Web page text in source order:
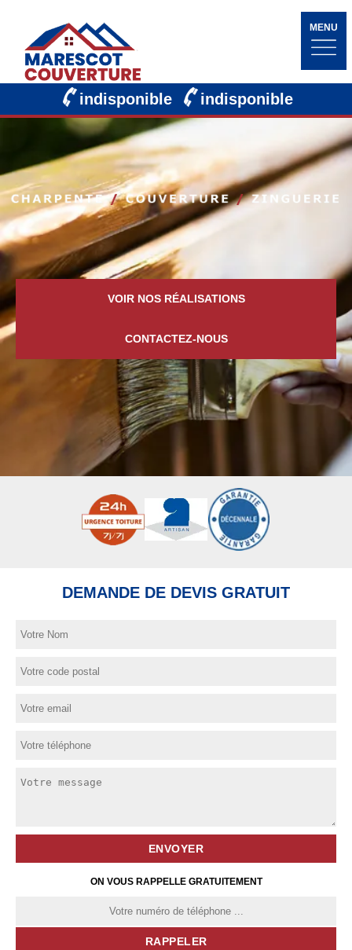
MENU
indisponible indisponible
VOIR NOS RÉALISATIONS
CONTACTEZ-NOUS
DEMANDE DE DEVIS GRATUIT
ON VOUS RAPPELLE GRATUITEMENT